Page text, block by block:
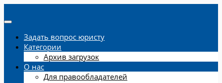
Задать вопрос юристу
Категории
Архив загрузок
О нас
Для правообладателей